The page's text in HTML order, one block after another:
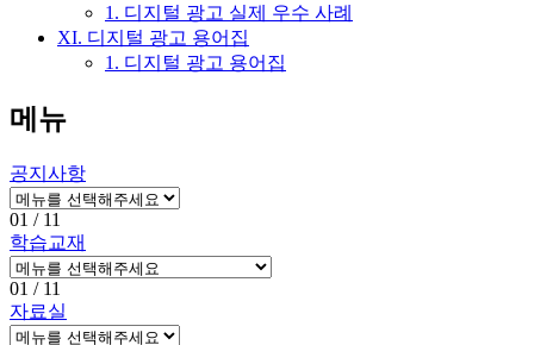
1. 디지털 광고 실제 우수 사례
XI. 디지털 광고 용어집
1. 디지털 광고 용어집
메뉴
공지사항
01 / 11
학습교재
01 / 11
자료실